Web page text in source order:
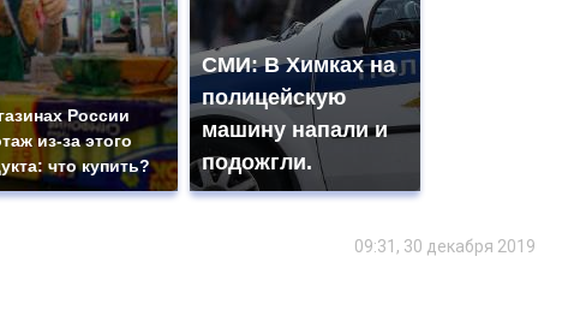
России
из-за этого
что купить?
СМИ: В Химках на
полицейскую
машину напали и
подожгли.
09:31, 30 декабря 2019